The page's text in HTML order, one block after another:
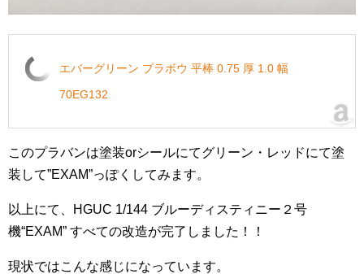
エバーグリーン プラボウ 平棒 0.75 厚 1.0 幅
70EG132
このプラバンは塗装orシールにてグリーン・レッドにて塗
装して”EXAM”っぽくしてみます。
以上にて、HGUC 1/144 ブルーディスティニー２号
機“EXAM” すべての改造が完了しました！！
現状ではこんな感じになっています。